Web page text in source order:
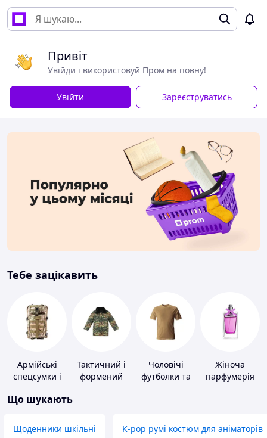
Привіт
Увійди і використовуй Пром на повну!
Увійти Зареєструватись
Тебе зацікавить
Армійські
спецсумки і
Тактичний і
формений
Чоловічі
футболки та
Жіноча
парфумерія
Що шукають
Щоденники шкільні K-pop румі костюм для аніматорів